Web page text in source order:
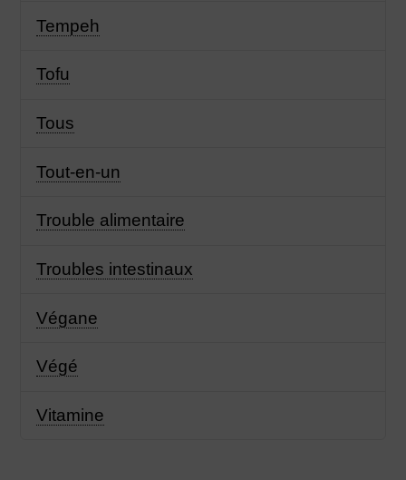
Tempeh
Tofu
Tous
Tout-en-un
Trouble alimentaire
Troubles intestinaux
Végane
Végé
Vitamine